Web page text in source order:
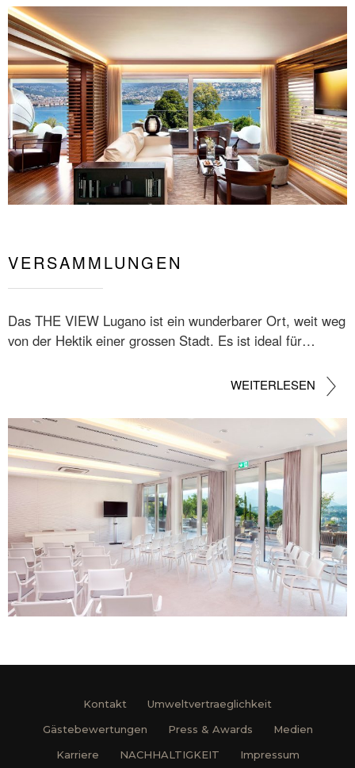
VERSAMMLUNGEN
Das THE VIEW Lugano ist ein wunderbarer Ort, weit weg
von der Hektik einer grossen Stadt. Es ist ideal für…
WEITERLESEN
Kontakt
Umweltvertraeglichkeit
Gästebewertungen
Press & Awards
Medien
Karriere
NACHHALTIGKEIT
Impressum